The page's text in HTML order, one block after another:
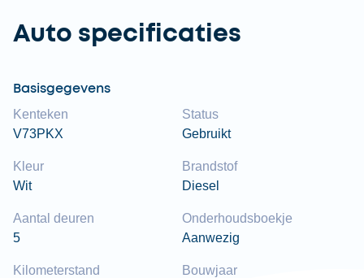
Auto specificaties
Basisgegevens
Kenteken
V73PKX
Status
Gebruikt
Kleur
Wit
Brandstof
Diesel
Aantal deuren
5
Onderhoudsboekje
Aanwezig
Kilometerstand
Bouwjaar